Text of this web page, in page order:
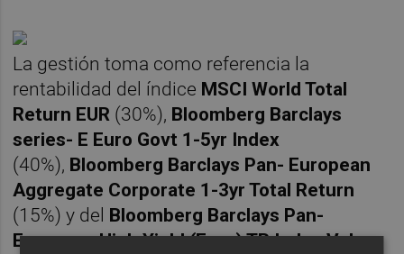
La gestión toma como referencia la
rentabilidad del índice MSCI World Total
Return EUR (30%), Bloomberg Barclays
series- E Euro Govt 1-5yr Index
(40%), Bloomberg Barclays Pan- European
Aggregate Corporate 1-3yr Total Return
(15%) y del Bloomberg Barclays Pan-
European High Yield (Euro) TR Index Value